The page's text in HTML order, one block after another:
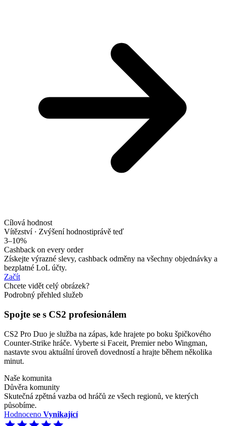
Cílová hodnost
Vítězství · Zvýšení hodnostiprávě teď
3–10%
Cashback on every order
Získejte výrazné slevy, cashback odměny na všechny objednávky a
bezplatné LoL účty.
Začít
Chcete vidět celý obrázek?
Podrobný přehled služeb
Spojte se s CS2 profesionálem
CS2 Pro Duo je služba na zápas, kde hrajete po boku špičkového
Counter-Strike hráče. Vyberte si Faceit, Premier nebo Wingman,
nastavte svou aktuální úroveň dovedností a hrajte během několika
minut.
Naše komunita
Důvěra komunity
Skutečná zpětná vazba od hráčů ze všech regionů, ve kterých
působíme.
Hodnoceno Vynikající